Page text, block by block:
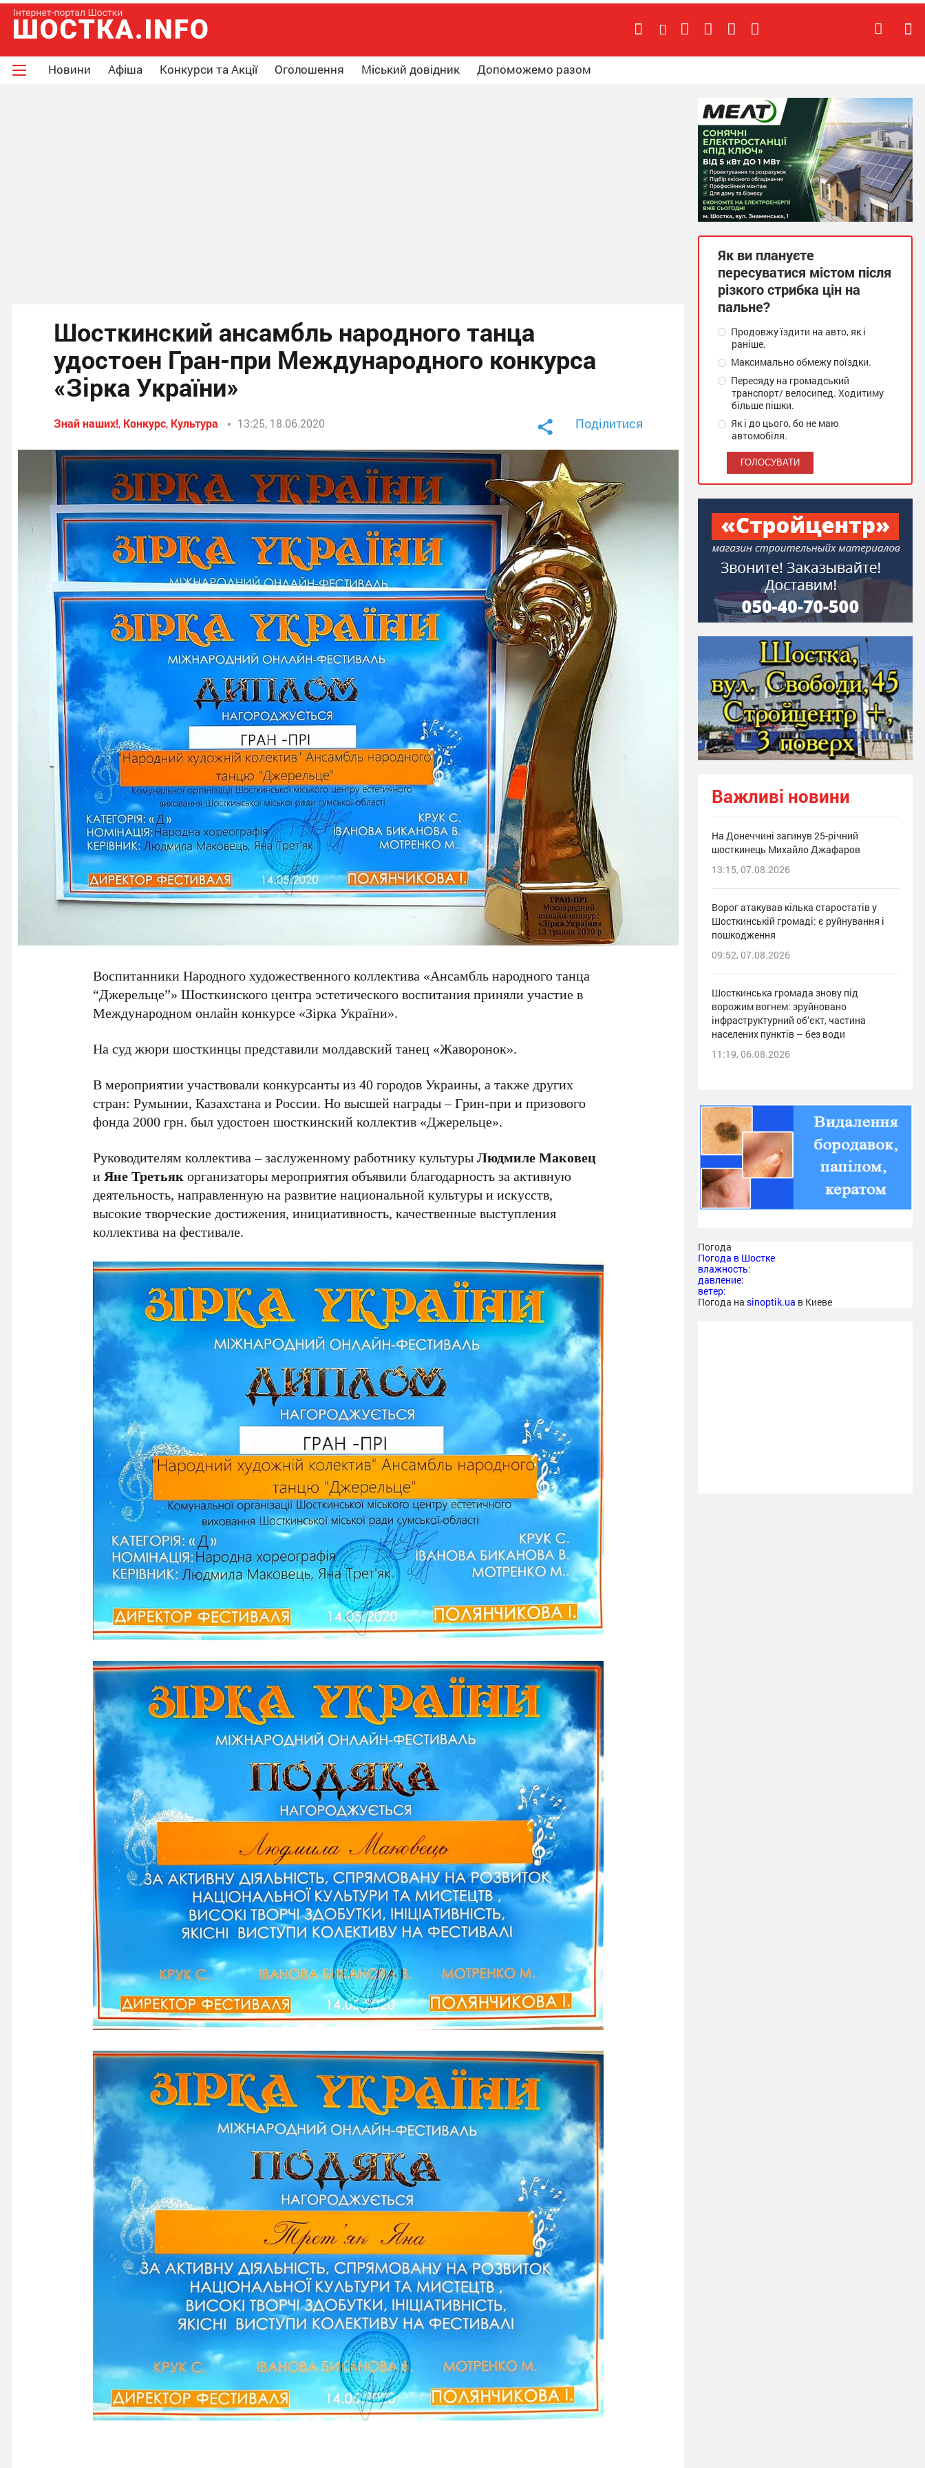
Новини Афіша Конкурси та Акції Оголошення Міський довідник Допоможемо разом
Шосткинский ансамбль народного танца
удостоен Гран-при Международного конкурса
«Зірка України»
Знай наших!, Конкурс, Культура 13:25, 18.06.2020 Поділитися
Воспитанники Народного художественного коллектива «Ансамбль народного танца
“Джерельце”» Шосткинского центра эстетического воспитания приняли участие в
Международном онлайн конкурсе «Зірка України».
На суд жюри шосткинцы представили молдавский танец «Жаворонок».
В мероприятии участвовали конкурсанты из 40 городов Украины, а также других
стран: Румынии, Казахстана и России. Но высшей награды – Грин-при и призового
фонда 2000 грн. был удостоен шосткинский коллектив «Джерельце».
Руководителям коллектива – заслуженному работнику культурыЛюдмиле Маковец
иЯне Третьякорганизаторы мероприятия объявили благодарность за активную
деятельность, направленную на развитие национальной культуры и искусств,
высокие творческие достижения, инициативность, качественные выступления
коллектива на фестивале.
Як ви плануєте
пересуватися містом після
різкого стрибка цін на
пальне?
Продовжу їздити на авто, як і
раніше.
Максимально обмежу поїздки.
Пересяду на громадський
транспорт/ велосипед. Ходитиму
більше пішки.
Як і до цього, бо не маю
автомобіля.
Важливі новини
На Донеччині загинув 25-річний
шосткинець Михайло Джафаров
13:15, 07.08.2026
Ворог атакував кілька старостатів у
Шосткинській громаді: є руйнування і
пошкодження
09:52, 07.08.2026
Шосткинська громада знову під
ворожим вогнем: зруйновано
інфраструктурний об’єкт, частина
населених пунктів – без води
11:19, 06.08.2026
Погода
Погода в Шостке
влажность:
давление:
ветер:
Погода на sinoptik.ua в Киеве